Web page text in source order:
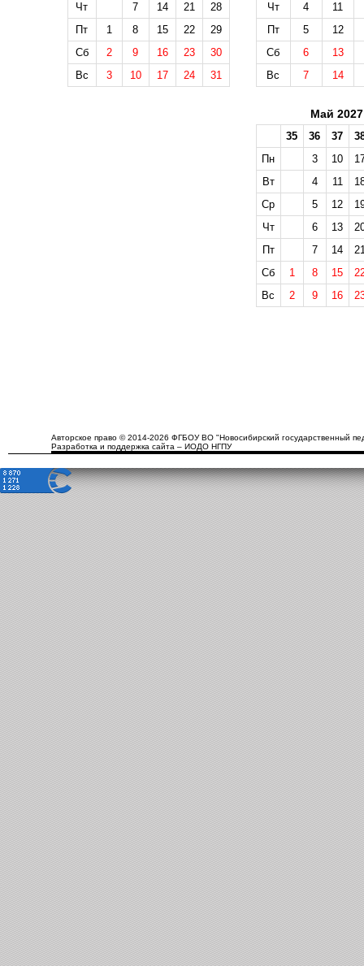
Чт
7 14 21
28
Пт
1 8 15 22
29
Сб
2 9 16 23
30
Вс
3 10 17 24 31
Чт
4 11
Пт
5 12
Сб
6 13
Вс
7 14
Май 2027
35 36 37
Пн
3 10
Вт
4 11
Ср
5 12
Чт
6 13
Пт
7 14
Сб
1 8 15
Вс
2 9 16
Авторское право © 2014-2026 ФГБОУ ВО "Новосибирский государственный
Разработка и поддержка сайта – ИОДО НГПУ